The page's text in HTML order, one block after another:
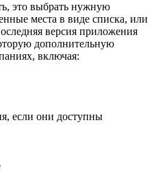
это выбрать нужную
места в виде списка, или
версия приложения
дополнительную
включая:
если они доступны